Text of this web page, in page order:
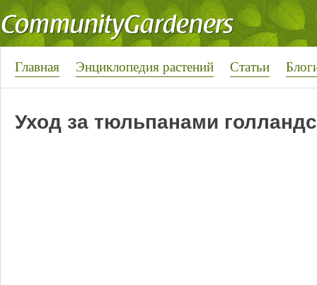
Главная Энциклопедия растений Статьи
Уход за тюльпанами